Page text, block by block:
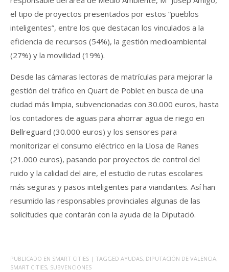
el tipo de proyectos presentados por estos “pueblos
inteligentes”, entre los que destacan los vinculados a la
eficiencia de recursos (54%), la gestión medioambiental
(27%) y la movilidad (19%).
Desde las cámaras lectoras de matrículas para mejorar la
gestión del tráfico en Quart de Poblet en busca de una
ciudad más limpia, subvencionadas con 30.000 euros, hasta
los contadores de aguas para ahorrar agua de riego en
Bellreguard (30.000 euros) y los sensores para
monitorizar el consumo eléctrico en la Llosa de Ranes
(21.000 euros), pasando por proyectos de control del
ruido y la calidad del aire, el estudio de rutas escolares
más seguras y pasos inteligentes para viandantes. Así han
resumido las responsables provinciales algunas de las
solicitudes que contarán con la ayuda de la Diputació.
PUBLICADO EN SMART CITIES | TAGGED AYUDAS, DIPUTACIÓN DE VALENCIA,
SMART CITIES, SUBVENCIONES